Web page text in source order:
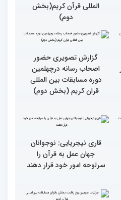
گزارش تصویری حضور
پررنگ کودکان و نوجوانان در
چهلمین دوره مسابقات بین
دوم)
گزارش تصویری حضور
اصحاب رسانه درچهلمین
قران کریم (بخش دوم)